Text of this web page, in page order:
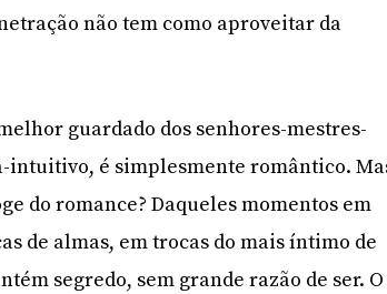
não tem como aproveitar da
guardado dos senhores-mestres-
intuitivo, é simplesmente romântico.
do romance? Daqueles momentos em
de almas, em trocas do mais íntimo de
segredo, sem grande razão de ser. O